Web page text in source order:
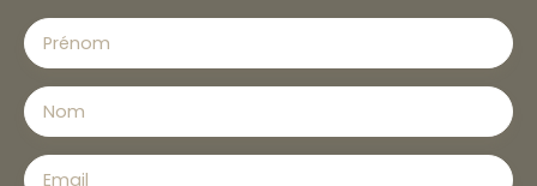
Prénom
Nom
Email